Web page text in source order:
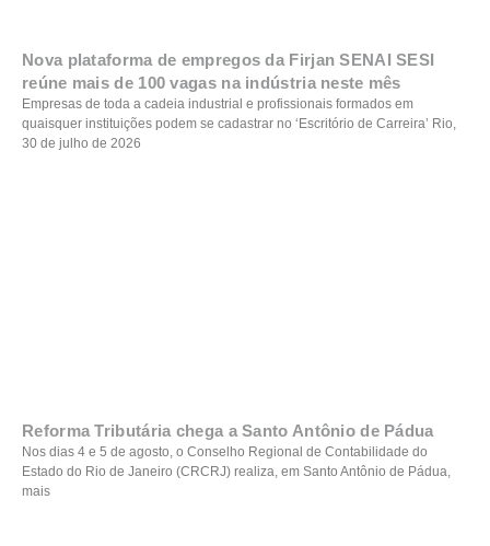
Nova plataforma de empregos da Firjan SENAI SESI
reúne mais de 100 vagas na indústria neste mês
Empresas de toda a cadeia industrial e profissionais formados em
quaisquer instituições podem se cadastrar no ‘Escritório de Carreira’ Rio,
30 de julho de 2026
Reforma Tributária chega a Santo Antônio de Pádua
Nos dias 4 e 5 de agosto, o Conselho Regional de Contabilidade do
Estado do Rio de Janeiro (CRCRJ) realiza, em Santo Antônio de Pádua,
mais